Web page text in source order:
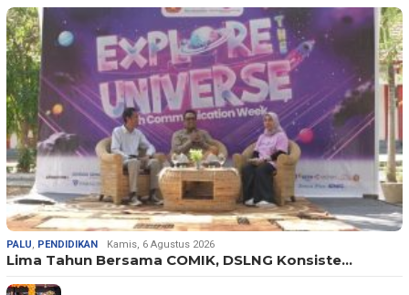
PALU, PENDIDIKAN Kamis, 6 Agustus 2026
Lima Tahun Bersama COMIK, DSLNG Konsiste…